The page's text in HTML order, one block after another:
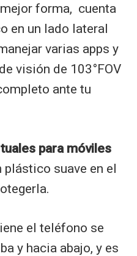
forma, cuenta
en un lado lateral
varias apps y
visión de 103°FOV
ante tu
para móviles
plástico suave en el
el teléfono se
y hacia abajo, y es